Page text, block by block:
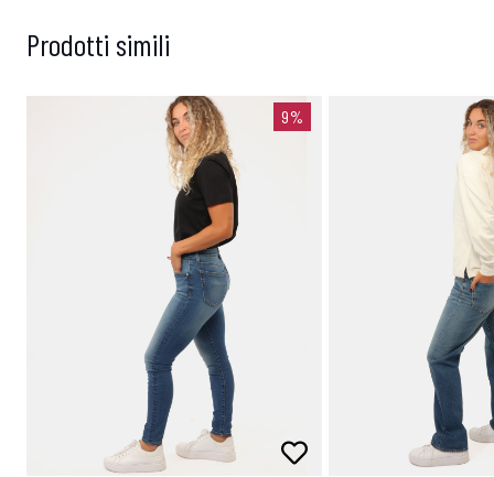
Prodotti simili
9%